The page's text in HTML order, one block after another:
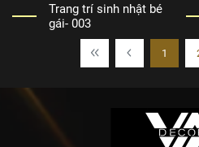
Trang trí sinh nhật bé
gái- 003
1